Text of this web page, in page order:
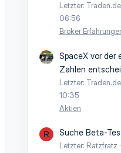
Letzter:
06:56
Broker
SpaceX vor der
Zahlen
Letzter:
10:35
Aktien
R Suche Beta-
Letzter: Ratzfratz